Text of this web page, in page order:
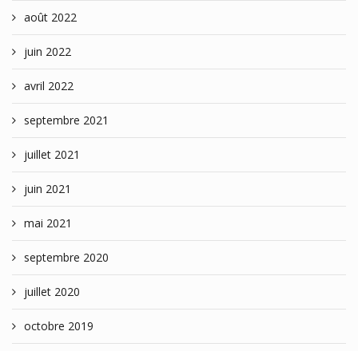
août 2022
juin 2022
avril 2022
septembre 2021
juillet 2021
juin 2021
mai 2021
septembre 2020
juillet 2020
octobre 2019